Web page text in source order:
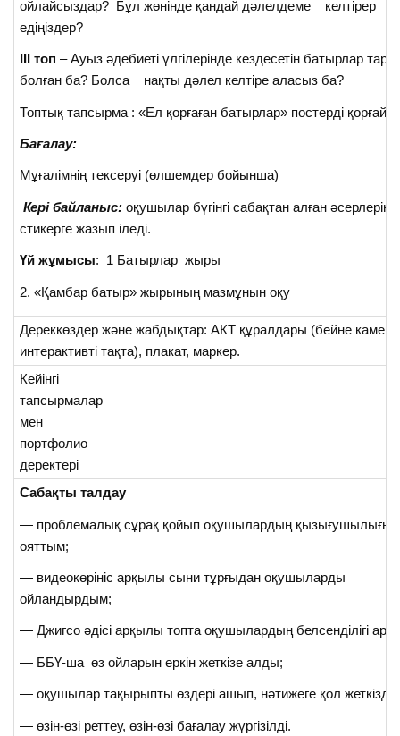
ойлайсыздар? Бұл жөнінде қандай дәлелдеме келтірер
едіңіздер?
ІІІ топ – Ауыз әдебиеті үлгілерінде кездесетін батырлар
болған ба? Болса нақты дәлел келтіре аласыз ба?
Топтық тапсырма : «Ел қорғаған батырлар» постерді
Бағалау:
Мұғалімнің тексеруі (өлшемдер бойынша)
Кері байланыс: оқушылар бүгінгі сабақтан алған әсерлерін
стикерге жазып іледі.
Үй жұмысы: 1 Батырлар жыры
2. «Қамбар батыр» жырының мазмұнын оқу
Дереккөздер және жабдықтар: АКТ құралдары (бейне
интерактивті тақта), плакат, маркер.
Кейінгі
тапсырмалар
мен
портфолио
деректері
Сабақты талдау
— проблемалық сұрақ қойып оқушылардың қызығушылығын
ояттым;
— видеокөрініс арқылы сыни тұрғыдан оқушыларды
ойландырдым;
— Джигсо әдісі арқылы топта оқушылардың белсенділігі
— ББҮ-ша өз ойларын еркін жеткізе алды;
— оқушылар тақырыпты өздері ашып, нәтижеге қол жеткізді.
— өзін-өзі реттеу, өзін-өзі бағалау жүргізілді.